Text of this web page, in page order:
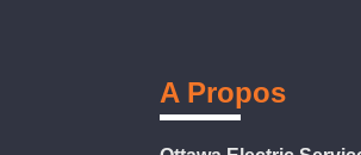
A Propos